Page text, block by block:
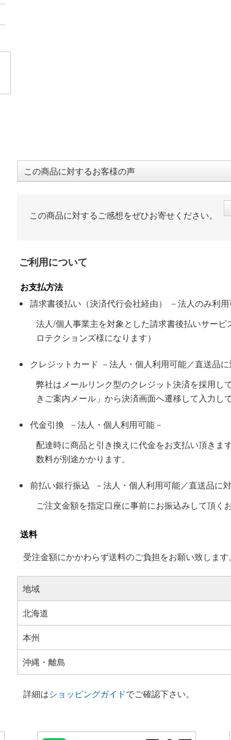
この商品に対するお客様の声
この商品に対するご感想をぜひお寄せください。
ご利用について
お支払方法
請求書後払い（決済代行会社経由） －法人のみ利
法人/個人事業主を対象とした請求書後払いサー
ロテクションズ様になります）
クレジットカード －法人・個人利用可能／直送品に
弊社はメールリンク型のクレジット決済を採用し
きご案内メール」から決済画面へ遷移して入力し
代金引換 －法人・個人利用可能－
配達時に商品と引き換えに代金をお支払い頂きま
数料が別途かかります。
前払い銀行振込 －法人・個人利用可能／直送品に
ご注文金額を指定口座に事前にお振込みして頂く
送料
受注金額にかかわらず送料のご負担をお願い致しま
地域
北海道
本州
沖縄・離島
詳細はショッピングガイドでご確認下さい。